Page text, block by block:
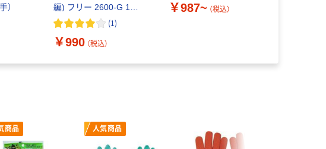
）
編) フリー 2600-G 1パ
ック(12双) 3-8451-01
(1)
￥990 （税込）
￥987~ （税込）
商品 人気商品